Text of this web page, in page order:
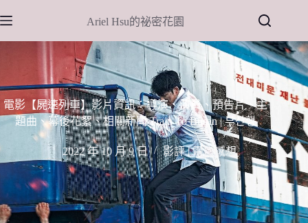
至
主
容
Ariel Hsu的祕密花園
電影【屍速列車】影片資訊：導演、演員、預告片、主
題曲、幕後花絮、相關新聞 Train To Busan | 부산행
2022 年 10 月 9 日 影評 | 電影感想